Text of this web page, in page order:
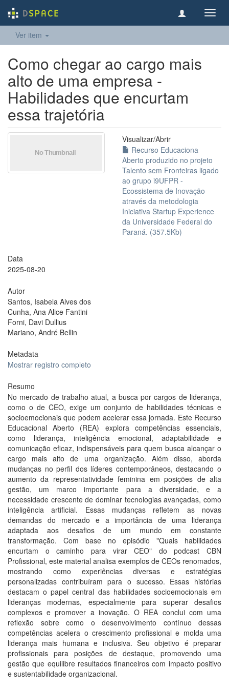
Ver item
Como chegar ao cargo mais
alto de uma empresa -
Habilidades que encurtam
essa trajetória
Visualizar/Abrir
Recurso Educaciona
Aberto produzido no projeto
Talento sem Fronteiras ligado
ao grupo i9UFPR -
Ecossistema de Inovação
através da metodologia
Iniciativa Startup Experience
da Universidade Federal do
Paraná. (357.5Kb)
Data
2025-08-20
Autor
Santos, Isabela Alves dos
Cunha, Ana Alice Fantini
Forni, Davi Dullius
Mariano, André Bellin
Metadata
Mostrar registro completo
Resumo
No mercado de trabalho atual, a busca por cargos de liderança,
como o de CEO, exige um conjunto de habilidades técnicas e
socioemocionais que podem acelerar essa jornada. Este Recurso
Educacional Aberto (REA) explora competências essenciais,
como liderança, inteligência emocional, adaptabilidade e
comunicação eficaz, indispensáveis para quem busca alcançar o
cargo mais alto de uma organização. Além disso, aborda
mudanças no perfil dos líderes contemporâneos, destacando o
aumento da representatividade feminina em posições de alta
gestão, um marco importante para a diversidade, e a
necessidade crescente de dominar tecnologias avançadas, como
inteligência artificial. Essas mudanças refletem as novas
demandas do mercado e a importância de uma liderança
adaptada aos desafios de um mundo em constante
transformação. Com base no episódio "Quais habilidades
encurtam o caminho para virar CEO" do podcast CBN
Profissional, este material analisa exemplos de CEOs renomados,
mostrando como experiências diversas e estratégias
personalizadas contribuíram para o sucesso. Essas histórias
destacam o papel central das habilidades socioemocionais em
lideranças modernas, especialmente para superar desafios
complexos e promover a inovação. O REA conclui com uma
reflexão sobre como o desenvolvimento contínuo dessas
competências acelera o crescimento profissional e molda uma
liderança mais humana e inclusiva. Seu objetivo é preparar
profissionais para posições de destaque, promovendo uma
gestão que equilibre resultados financeiros com impacto positivo
e sustentabilidade organizacional.